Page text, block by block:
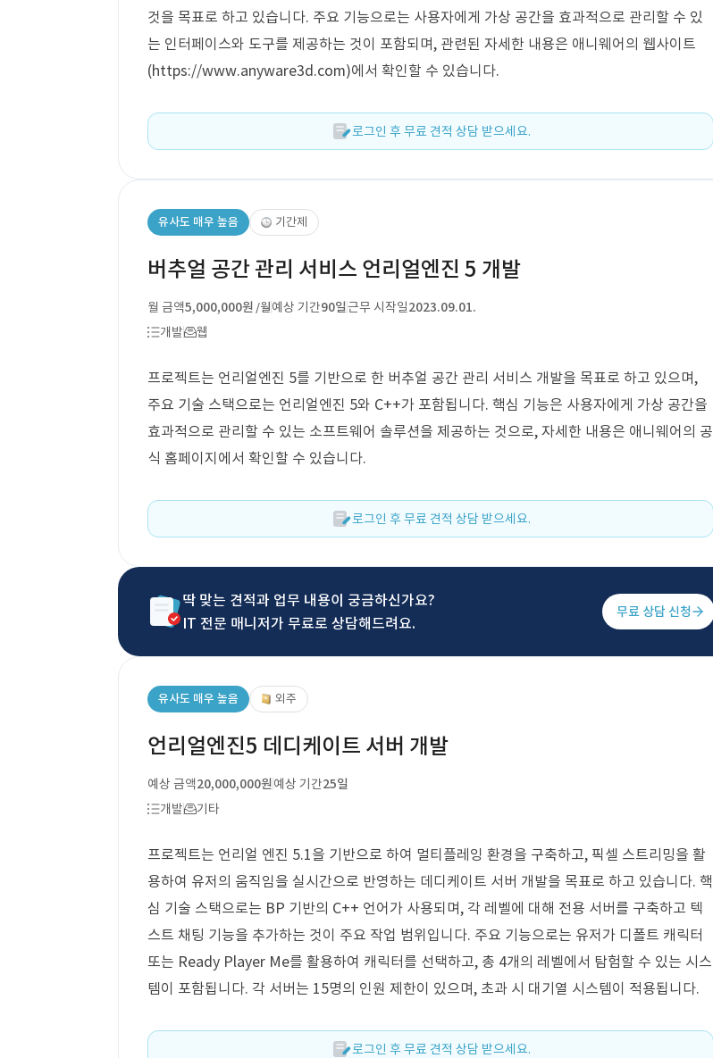
것을 목표로 하고 있습니다. 주요 기능으로는 사용자에게 가상 공간을 효과적으로 관리할 수 있
는 인터페이스와 도구를 제공하는 것이 포함되며, 관련된 자세한 내용은 애니웨어의 웹사이트
(https://www.anyware3d.com)에서 확인할 수 있습니다.
로그인 후 무료 견적 상담 받으세요.
유사도 매우 높음 기간제
버추얼 공간 관리 서비스 언리얼엔진 5 개발
월 금액5,000,000원 /월예상 기간90일근무 시작일2023.09.01.
개발
웹
프로젝트는 언리얼엔진 5를 기반으로 한 버추얼 공간 관리 서비스 개발을 목표로 하고 있으며,
주요 기술 스택으로는 언리얼엔진 5와 C++가 포함됩니다. 핵심 기능은 사용자에게 가상 공간을
효과적으로 관리할 수 있는 소프트웨어 솔루션을 제공하는 것으로, 자세한 내용은 애니웨어의 공
식 홈페이지에서 확인할 수 있습니다.
로그인 후 무료 견적 상담 받으세요.
딱 맞는 견적과 업무 내용이 궁금하신가요?
IT 전문 매니저가 무료로 상담해드려요.
무료 상담 신청
유사도 매우 높음 외주
언리얼엔진5 데디케이트 서버 개발
예상 금액20,000,000원예상 기간25일
개발
기타
프로젝트는 언리얼 엔진 5.1을 기반으로 하여 멀티플레잉 환경을 구축하고, 픽셀 스트리밍을 활
용하여 유저의 움직임을 실시간으로 반영하는 데디케이트 서버 개발을 목표로 하고 있습니다. 핵
심 기술 스택으로는 BP 기반의 C++ 언어가 사용되며, 각 레벨에 대해 전용 서버를 구축하고 텍
스트 채팅 기능을 추가하는 것이 주요 작업 범위입니다. 주요 기능으로는 유저가 디폴트 캐릭터
또는 Ready Player Me를 활용하여 캐릭터를 선택하고, 총 4개의 레벨에서 탐험할 수 있는 시스
템이 포함됩니다. 각 서버는 15명의 인원 제한이 있으며, 초과 시 대기열 시스템이 적용됩니다.
로그인 후 무료 견적 상담 받으세요.